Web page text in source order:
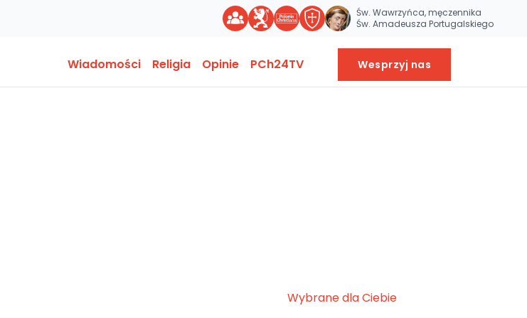
Św. Wawrzyńca, męczennika
Św. Amadeusza Portugalskiego
Wiadomości Religia Opinie PCh24TV Wesprzyj nas
Wybrane dla Ciebie